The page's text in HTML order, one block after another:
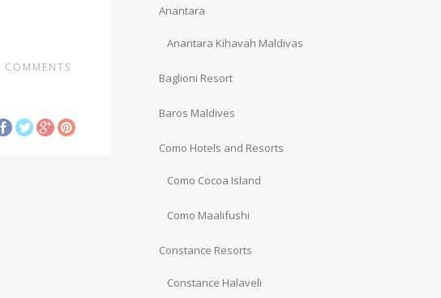
COMMENTS
Anantara
Anantara Kihavah Maldivas
Baglioni Resort
Baros Maldives
Como Hotels and Resorts
Como Cocoa Island
Como Maalifushi
Constance Resorts
Constance Halaveli